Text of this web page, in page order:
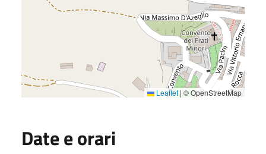
Leaflet | © OpenStreetMap
Date e orari